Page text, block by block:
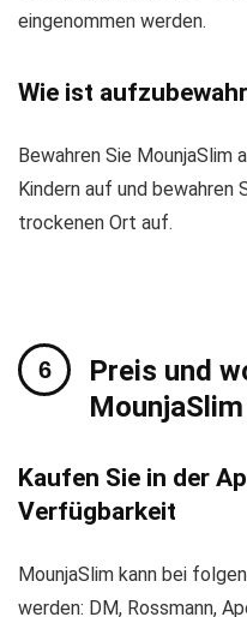
eingenommen werden.
Wie ist
Bewahren Sie MounjaSlim
Kindern auf und bewahren
trockenen Ort auf.
Preis und
MounjaSlim
Kaufen Sie in der
Verfügbarkeit
MounjaSlim kann bei
werden: DM, Rossmann,